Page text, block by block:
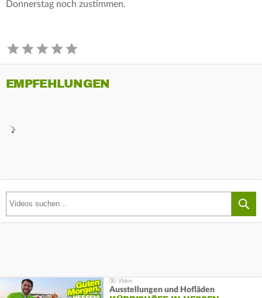
Donnerstag noch zustimmen.
EMPFEHLUNGEN
Ausstellungen und Hofläden